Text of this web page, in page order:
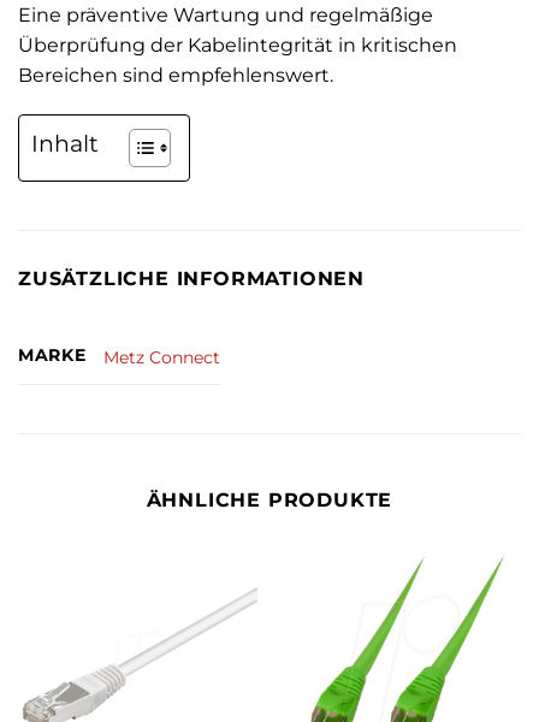
Eine präventive Wartung und regelmäßige
Überprüfung der Kabelintegrität in kritischen
Bereichen sind empfehlenswert.
Inhalt
ZUSÄTZLICHE INFORMATIONEN
MARKE Metz Connect
ÄHNLICHE PRODUKTE